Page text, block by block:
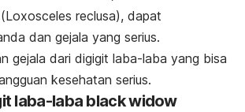
Loxosceles reclusa), dapat
dan gejala yang serius.
gejala dari digigit laba-laba yang bisa
kesehatan serius.
laba-laba black widow